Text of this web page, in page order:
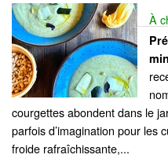
À
min
courgettes abondent dans le
parfois d’imagination pour les
froide rafraîchissante,...